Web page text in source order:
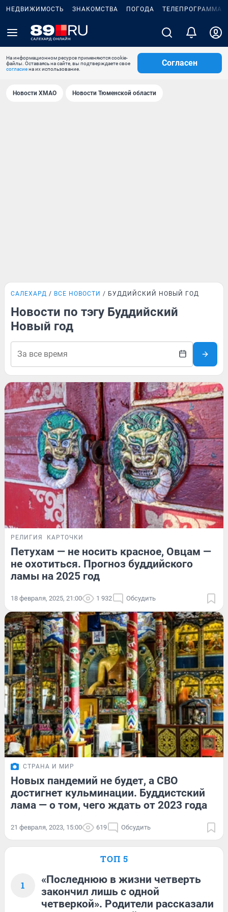
НЕДВИЖИМОСТЬ ЗНАКОМСТВА ПОГОДА ТЕЛЕПРОГРАММА
На информационном ресурсе применяются cookie-
файлы. Оставаясь на сайте, вы подтверждаете свое
согласиена их использование.
Согласен
Новости ХМАО Новости Тюменской области
САЛЕХАРД ВСЕ НОВОСТИ БУДДИЙСКИЙ НОВЫЙ ГОД
Новости по тэгу Буддийский
Новый год
РЕЛИГИЯ КАРТОЧКИ
Петухам — не носить красное, Овцам —
не охотиться. Прогноз буддийского
ламы на 2025 год
18 февраля, 2025, 21:00 1 932 Обсудить
СТРАНА И МИР
Новых пандемий не будет, а СВО
достигнет кульминации. Буддистский
лама — о том, чего ждать от 2023 года
21 февраля, 2023, 15:00 619 Обсудить
ТОП 5
1
«Последнюю в жизни четверть
закончил лишь с одной
четверкой». Родители рассказали